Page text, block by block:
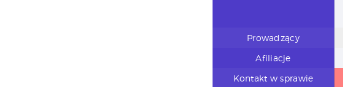
Prowadzący
Afiliacje
Kontakt w sprawie